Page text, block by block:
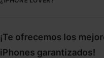
¡Te ofrecemos los
iPhones garantizados!